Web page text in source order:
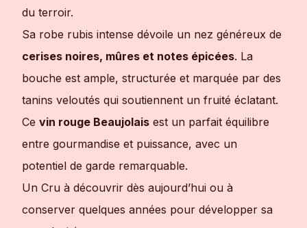
du terroir.
Sa robe rubis intense dévoile un nez généreux de
cerises noires, mûres et notes épicées. La
bouche est ample, structurée et marquée par des
tanins veloutés qui soutiennent un fruité éclatant.
Ce vin rouge Beaujolais est un parfait équilibre
entre gourmandise et puissance, avec un
potentiel de garde remarquable.
Un Cru à découvrir dès aujourd’hui ou à
conserver quelques années pour développer sa